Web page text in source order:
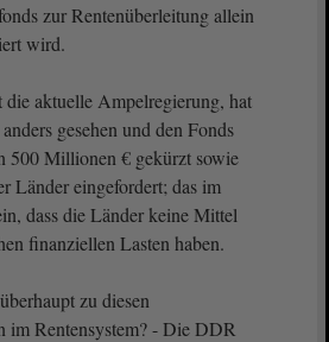
zur Rentenüberleitung allein
wird.
aktuelle Ampelregierung, hat
gesehen und den Fonds
500 Millionen € gekürzt sowie
Länder eingefordert; das im
dass die Länder keine Mittel
finanziellen Lasten haben.
zu diesen
im Rentensystem? - Die DDR